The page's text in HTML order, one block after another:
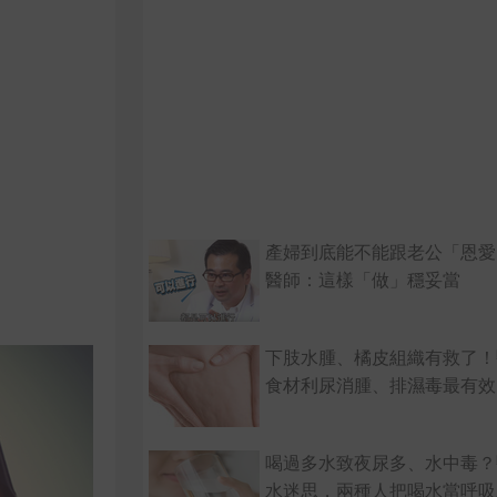
產婦到底能不能跟老公「恩
醫師：這樣「做」穩妥當
下肢水腫、橘皮組織有救了
食材利尿消腫、排濕毒最有效
喝過多水致夜尿多、水中毒
水迷思，兩種人把喝水當呼